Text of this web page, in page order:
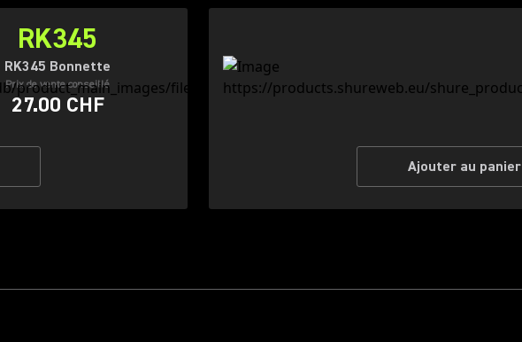
RK345
RK345 Bonnette
Prix de vente conseillé
27.00 CHF
Ajouter au panier